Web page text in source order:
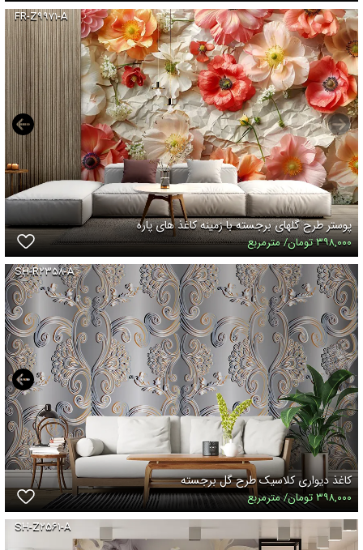
FR-Z۹۹۷۱-A
پوستر طرح گلهای برجسته با زمینه کاغذ های پاره
۳۹۸,۰۰۰ تومان/ مترمربع
SH-R۲۳۵۸-A
کاغذ دیواری کلاسیک طرح گل برجسته
۳۹۸,۰۰۰ تومان/ مترمربع
SH-Z۲۵۶۱-A